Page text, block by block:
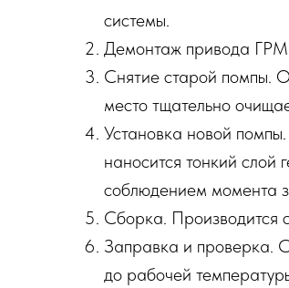
системы.
Демонтаж привода ГРМ
Снятие старой помпы.
место тщательно
Установка новой
наносится тонкий слой
соблюдением момента
Сборка. Производится
Заправка и проверка.
до рабочей